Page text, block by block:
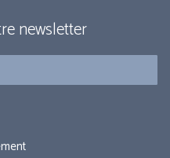
newsletter